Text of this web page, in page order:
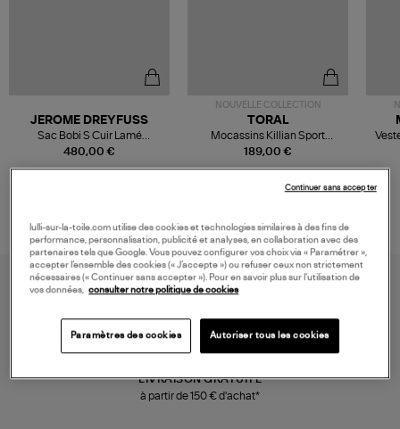
480,00 €
JEROME DREYFUSS
Sac Bobi S Cuir Lamé
Champagne
NOUVELLE COLLECTION
189,00 €
TORAL
Mocassins Killian Sport
Mousse
LIVRAISON GRATUITE
à partir de 150 € d'achat*
lulli-sur-la-toile.com utilise des cookies et technologies similaires à des fins de
performance, personnalisation, publicité et analyses, en collaboration avec des
partenaires tels que Google. Vous pouvez configurer vos choix via « Paramétrer »,
accepter l’ensemble des cookies (« J’accepte ») ou refuser ceux non strictement
nécessaires (« Continuer sans accepter »). Pour en savoir plus sur l’utilisation de
vos données, consulter notre politique de cookies
Paramètres des cookies Autoriser tous les cookies
Continuer sans accepter